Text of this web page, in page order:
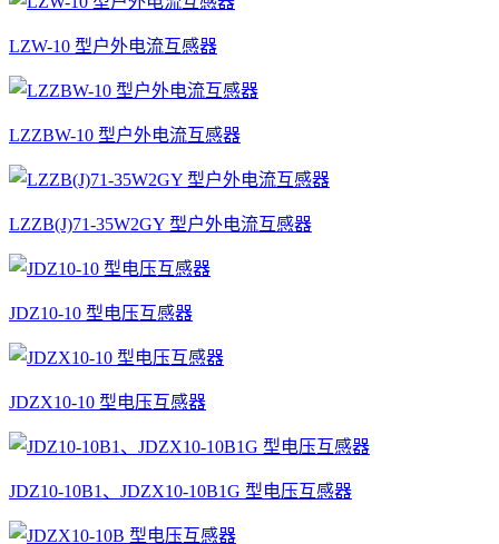
LZW-10 型户外电流互感器
LZZBW-10 型户外电流互感器
LZZB(J)71-35W2GY 型户外电流互感器
JDZ10-10 型电压互感器
JDZX10-10 型电压互感器
JDZ10-10B1、JDZX10-10B1G 型电压互感器